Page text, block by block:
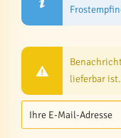
lieferbar ist.